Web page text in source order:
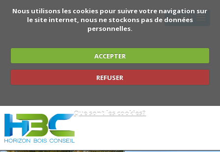
MENU
Nous utilisons les cookies pour suivre votre navigation sur
le site internet, nous ne stockons pas de données
personnelles.
ACCEPTER
REFUSER
Que sont les cookies?